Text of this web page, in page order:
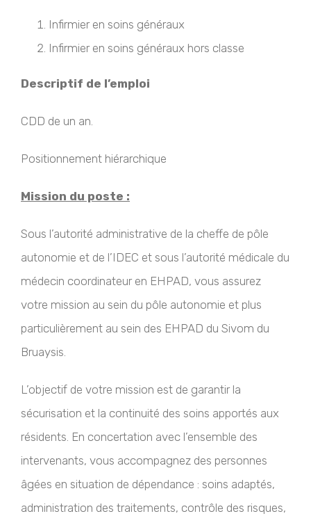
Infirmier en soins généraux
Infirmier en soins généraux hors classe
Descriptif de l’emploi
CDD de un an.
Positionnement hiérarchique
Mission du poste :
Sous l’autorité administrative de la cheffe de pôle
autonomie et de l’IDEC et sous l’autorité médicale du
médecin coordinateur en EHPAD, vous assurez
votre mission au sein du pôle autonomie et plus
particulièrement au sein des EHPAD du Sivom du
Bruaysis.
L’objectif de votre mission est de garantir la
sécurisation et la continuité des soins apportés aux
résidents. En concertation avec l’ensemble des
intervenants, vous accompagnez des personnes
âgées en situation de dépendance : soins adaptés,
administration des traitements, contrôle des risques,